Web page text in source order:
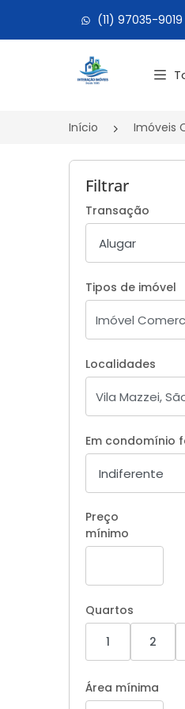
(11) 97035-9019
Página inicial
Início Imóveis
Filtrar
Transação
Tipos de imóvel
Localidades
Em condomínio
Preço
mínimo
Quartos
1
2
Área mínima